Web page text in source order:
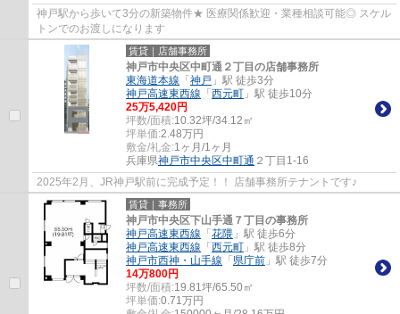
神戸駅から歩いて3分の新築物件★ 医療関係歓迎・業種相談可能◎ スケル
トンでのお渡しになります
賃貸｜店舗事務所
神戸市中央区中町通２丁目の店舗事務所
東海道本線 「 神戸 」駅 徒歩3分
神戸高速東西線 「 西元町 」駅 徒歩10分
25万5,420円
坪数/面積:10.32坪/34.12㎡
坪単価:2.48万円
敷金/礼金:1ヶ月/1ヶ月
兵庫県神戸市中央区中町通 ２丁目1-16
2025年2月、JR神戸駅前に完成予定！！ 店舗事務所テナントです♪
賃貸｜事務所
神戸市中央区下山手通７丁目の事務所
神戸高速東西線 「 花隈 」駅 徒歩6分
神戸高速東西線 「 西元町 」駅 徒歩8分
神戸市西神・山手線 「 県庁前 」駅 徒歩7分
14万800円
坪数/面積:19.81坪/65.50㎡
坪単価:0.71万円